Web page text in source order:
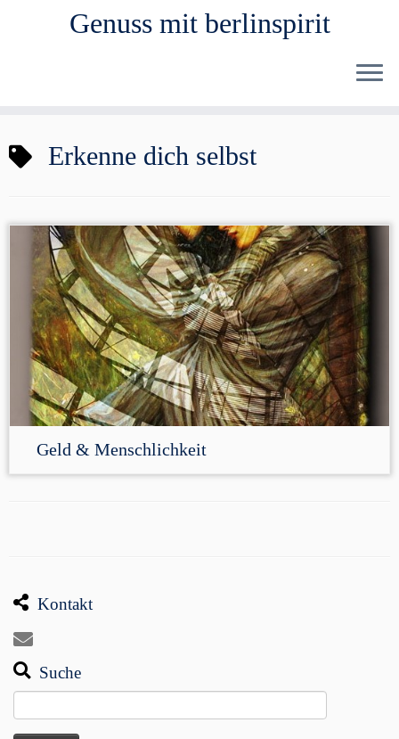
Inhalt
Genuss mit berlinspirit
Erkenne dich selbst
Geld & Menschlichkeit
Kontakt
Suche
nach: